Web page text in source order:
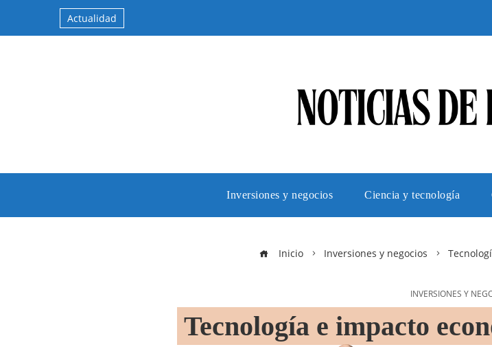
Actualidad
Inversiones y negocios Ciencia y tecnología
Inicio Inversiones y negocios
INVERSIONES Y
Tecnología e impacto